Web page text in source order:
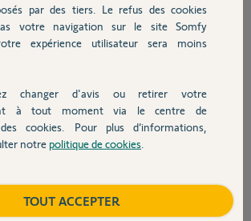
pro
pas le type d'alarme utilisée, personne ne peut vous
par des tiers. Le refus des cookies
votre navigation sur le site Somfy
expérience utilisateur sera moins
changer d'avis ou retirer votre
à tout moment via le centre de
cookies. Pour plus d’informations,
notre politique de cookies
TOUT ACCEPTER